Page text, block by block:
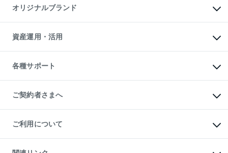
アパート経営
収益物件
ビル購入（ビル一棟）
投資用不動産の売却査定
事業用不動産の売却査定
マンションライブラリー
人気マンションランキング
暮らしに役立つ不動産メディア
不動産相場・不動産価格情報
不動産コラム・ニュース
不動産用語集
不動産なんでもネット相談室
住まいの税金
オリジナルブランド
一棟リノベーションマンション
L`GENTE（ルジェンテ）
区分リノベーションマンション
投資用一棟レジデンスWELL
不動産小口投資
LEGACIA（レガシア）
資産運用・活用
不動産M&A
アセットマネジメント・出資
各種サポート
相続サポート
リフォームサポート
ご契約者さまへ
ご紹介・再契約特典
入居者様専用-各種ご案内（賃貸）
東急こすもす会「こすもすWeb」
ご利用について
金融商品取引について